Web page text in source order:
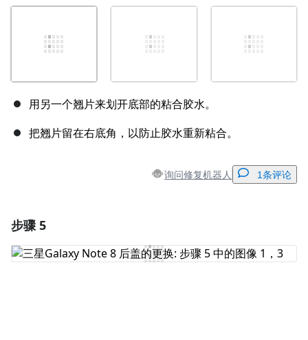
用另一个翘片来划开底部的粘合胶水。
把翘片留在右底角，以防止胶水重新粘合。
询问修复机器人 1条评论
添加评论
步骤 5